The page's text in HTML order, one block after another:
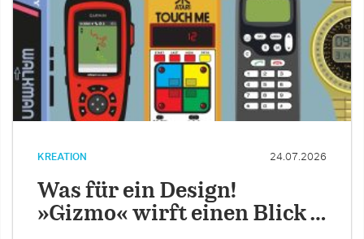
KREATION 24.07.2026
Was für ein Design!
»Gizmo« wirft einen Blick …